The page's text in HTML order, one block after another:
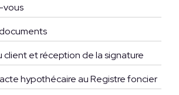
vous
et réception de la signature
hypothécaire au Registre foncier